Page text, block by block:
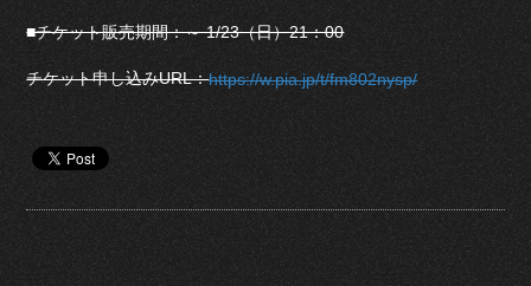
■チケット販売期間：～ 1/23（日）21：00
チケット申し込みURL：https://w.pia.jp/t/fm802nysp/